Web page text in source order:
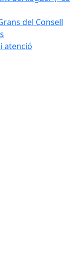
del Consell
atenció